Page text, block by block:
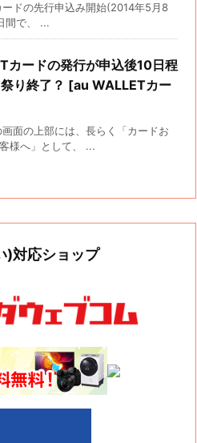
ードの先行申込み開始(2014年5月8
間で、 ...
カードの発行が申込後10日程
り終了？ [au WALLETカー
面の上部には、長らく「カードお
様へ」として、 ...
)対応ショップ